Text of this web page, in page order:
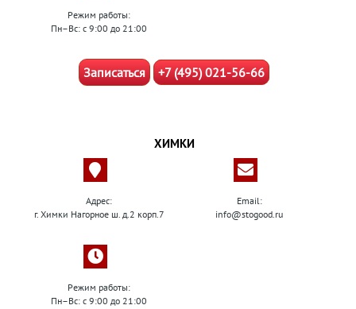
Режим работы:
Пн–Вс: с 9:00 до 21:00
Записаться +7 (495) 021-56-66
ХИМКИ
Адрес:
г. Химки Нагорное ш. д.2 корп.7
Email:
info@stogood.ru
Режим работы:
Пн–Вс: с 9:00 до 21:00